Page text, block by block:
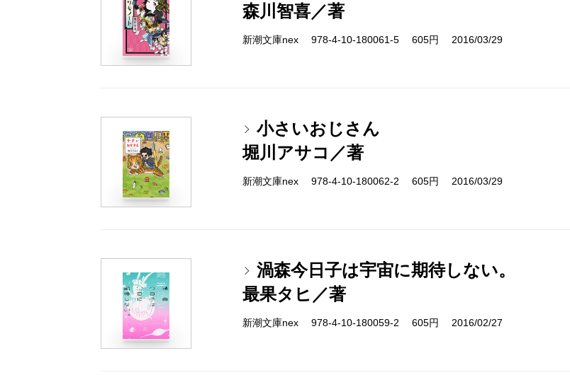
森川智喜／著
新潮文庫nex 978-4-10-180061-5 605円 2016/03/29
小さいおじさん
堀川アサコ／著
新潮文庫nex 978-4-10-180062-2 605円 2016/03/29
渦森今日子は宇宙に期待しない。
最果タヒ／著
新潮文庫nex 978-4-10-180059-2 605円 2016/02/27